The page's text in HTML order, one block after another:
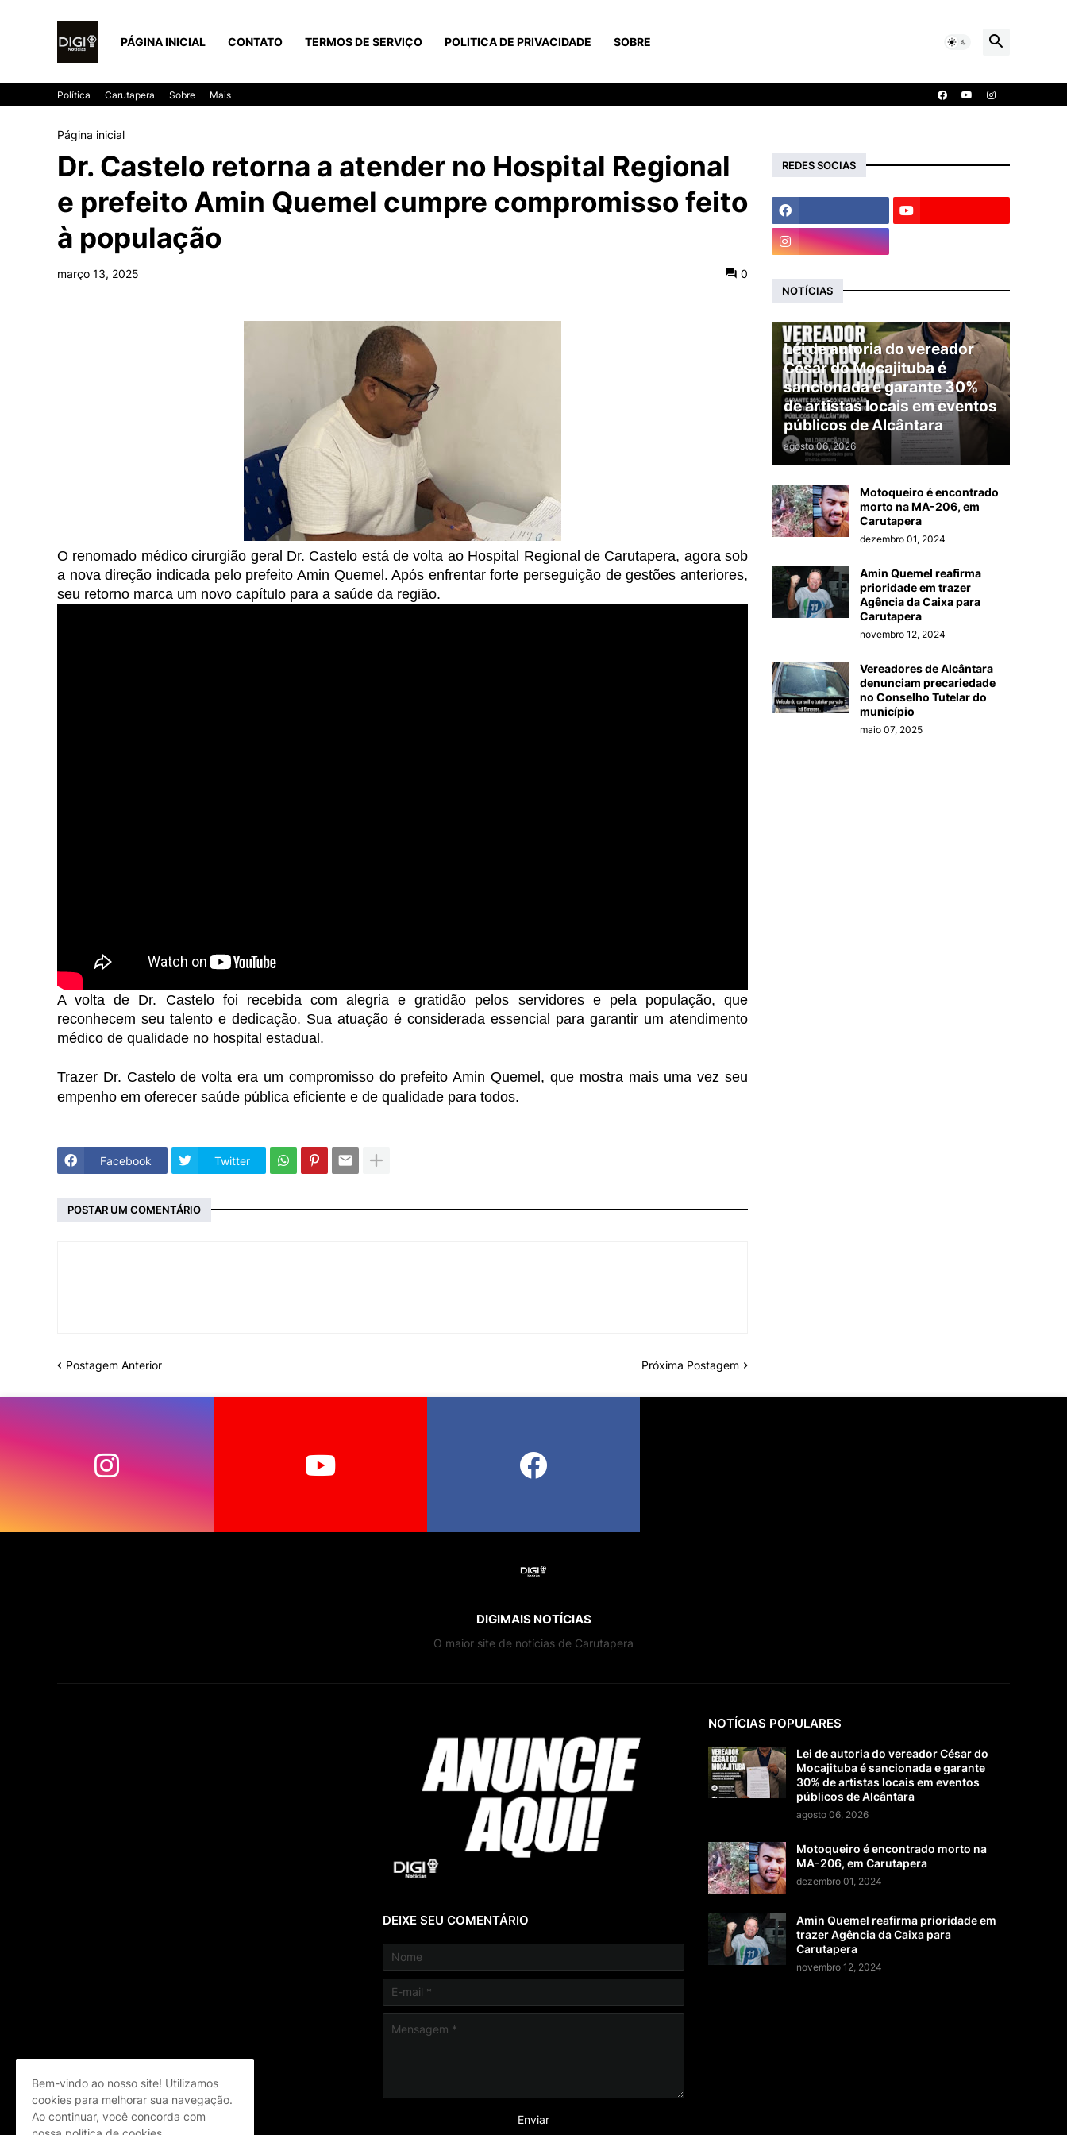
PÁGINA INICIAL CONTATO TERMOS DE SERVIÇO POLITICA DE PRIVACIDADE SOBRE
Política Carutapera Sobre Mais
Página inicial
Dr. Castelo retorna a atender no Hospital Regional
e prefeito Amin Quemel cumpre compromisso feito
à população
março 13, 2025 0
O renomado médico cirurgião geral Dr. Castelo está de volta ao Hospital Regional de Carutapera, agora sob
a nova direção indicada pelo prefeito Amin Quemel. Após enfrentar forte perseguição de gestões anteriores,
seu retorno marca um novo capítulo para a saúde da região.
A volta de Dr. Castelo foi recebida com alegria e gratidão pelos servidores e pela população, que
reconhecem seu talento e dedicação. Sua atuação é considerada essencial para garantir um atendimento
médico de qualidade no hospital estadual.
Trazer Dr. Castelo de volta era um compromisso do prefeito Amin Quemel, que mostra mais uma vez seu
empenho em oferecer saúde pública eficiente e de qualidade para todos.
Facebook Twitter
POSTAR UM COMENTÁRIO
Postagem Anterior Próxima Postagem
REDES SOCIAS
NOTÍCIAS
Lei de autoria do vereador
César do Mocajituba é
sancionada e garante 30%
de artistas locais em eventos
públicos de Alcântara
agosto 06, 2026
Motoqueiro é encontrado
morto na MA-206, em
Carutapera
dezembro 01, 2024
Amin Quemel reafirma
prioridade em trazer
Agência da Caixa para
Carutapera
novembro 12, 2024
Vereadores de Alcântara
denunciam precariedade
no Conselho Tutelar do
município
maio 07, 2025
DIGIMAIS NOTÍCIAS
O maior site de notícias de Carutapera
DEIXE SEU COMENTÁRIO
NOTÍCIAS POPULARES
Lei de autoria do vereador César do
Mocajituba é sancionada e garante
30% de artistas locais em eventos
públicos de Alcântara
agosto 06, 2026
Motoqueiro é encontrado morto na
MA-206, em Carutapera
dezembro 01, 2024
Amin Quemel reafirma prioridade em
trazer Agência da Caixa para
Carutapera
novembro 12, 2024
Bem-vindo ao nosso site! Utilizamos
cookies para melhorar sua navegação.
Ao continuar, você concorda com